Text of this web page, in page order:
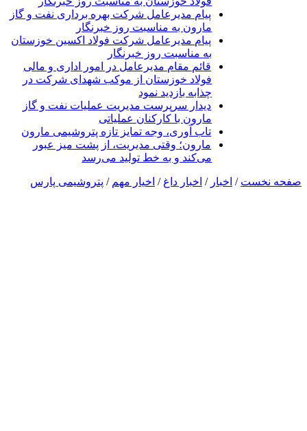
پیام مدیرعامل شرکت بهره برداری نفت و گاز
مارون به مناسبت روز خبرنگار
پیام مدیرعامل شرکت فولاد اکسین خوزستان
به مناسبت روز خبرنگار
قائم مقام مدیرعامل در امور اداری و مالی
فولاد خوزستان از موکب شهدای شرکت در
چذابه بازدید نمود
دیدار سرپرست مدیریت عملیات نفت و گاز
مارون با کارکنان عملیاتی
تاب آوری، وجه تمایز تازه پتروشیمی مارون
مارون؛ وقتی مدیریت، از پشت میز عبور
می‌کند و به خط تولید می‌رسد
صفحه نخست / اخبار / اخبار داغ / اخیار مهم / پتروشیمی پارس